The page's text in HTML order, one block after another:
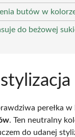
butów w
do beżowej
perełka w
. Ten neutralny
do udanej